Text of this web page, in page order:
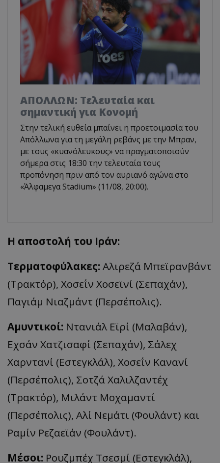
ΑΠΟΛΛΩΝ: Τελευταία και
σημαντική για Κονομή
Στην τελική ευθεία μπαίνει η προετοιμασία του
Απόλλωνα για τη μεγάλη ρεβάνς με την Μπραν,
με τους «κυανόλευκους» να πραγματοποιούν
σήμερα στις 18:30 την τελευταία τους
προπόνηση πριν από τον αυριανό αγώνα στο
«Άλφαμεγα Stadium» (11/08, 20:00).
Η αποστολή του Ιράν:
Τερματοφύλακες: Αλιρεζά Μπεϊρανβάντ
(Τρακτόρ), Χοσεΐν Χοσεϊνί (Σεπαχάν),
Παγιάμ Νιαζμάντ (Περσέπολις).
Αμυντικοί: Ντανιάλ Εϊρί (Μαλαβάν),
Εχσάν Χατζισαφί (Σεπαχάν), Σάλεχ
Χαρντανί (Εστεγκλάλ), Χοσεΐν Κανανί
(Περσέπολις), Σοτζά Χαλιλζαντέχ
(Τρακτόρ), Μιλάντ Μοχαμαντί
(Περσέπολις), Αλί Νεμάτι (Φουλάντ) και
Ραμίν Ρεζαεϊάν (Φουλάντ).
Μέσοι: Ρουζμπέχ Τσεσμί (Εστεγκλάλ),